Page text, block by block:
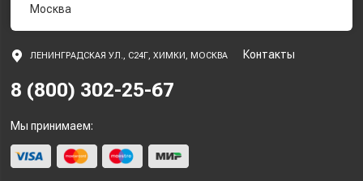
Москва
ЛЕНИНГРАДСКАЯ УЛ., С24Г, ХИМКИ, МОСКВА Контакты
8 (800) 302-25-67
Мы принимаем: